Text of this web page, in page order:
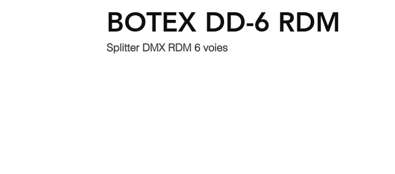
BOTEX DD-6 RDM
Splitter DMX RDM 6 voies